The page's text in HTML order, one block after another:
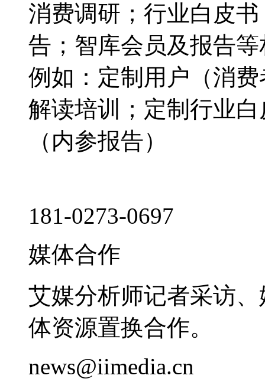
消费调研；行业白皮
告；智库会员及报告
例如：定制用户（消
解读培训；定制行业
（内参报告）
181-0273-0697
媒体合作
艾媒分析师记者采访
体资源置换合作。
news@iimedia.cn